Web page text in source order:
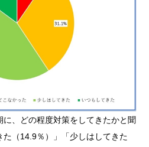
、どの程度対策をしてきたかと聞
（14.9％）」「少しはしてきた